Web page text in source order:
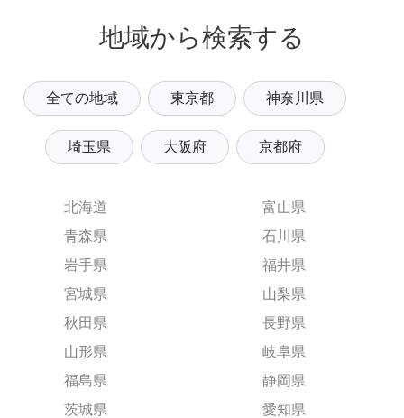
地域から検索する
全ての地域 東京都 神奈川県
埼玉県 大阪府 京都府
北海道
青森県
岩手県
宮城県
秋田県
山形県
福島県
茨城県
富山県
石川県
福井県
山梨県
長野県
岐阜県
静岡県
愛知県